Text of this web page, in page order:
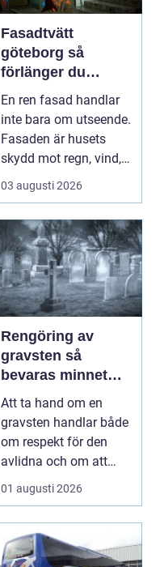
Fasadtvätt
göteborg så
förlänger du
fasadens livslängd
En ren fasad handlar
inte bara om utseende.
Fasaden är husets
skydd mot regn, vind,
avgaser och påvä...
03 augusti 2026
Rengöring av
gravsten så
bevaras minnet
och stenen håller
längre
Att ta hand om en
gravsten handlar både
om respekt för den
avlidna och om att
bevara en viktig plats...
01 augusti 2026